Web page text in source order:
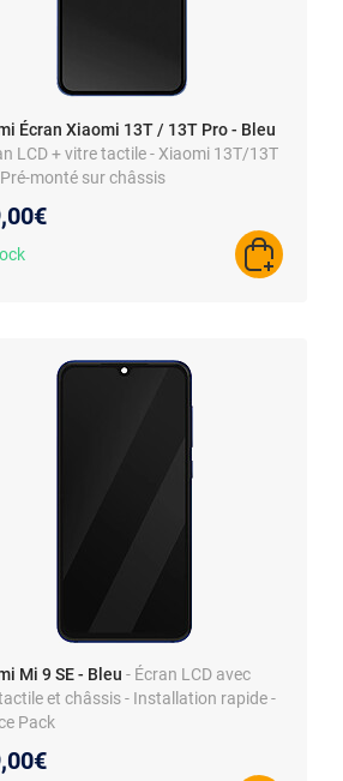
Écran Xiaomi 13T / 13T Pro - Bleu
LCD + vitre tactile - Xiaomi 13T/13T
monté sur châssis
AJOUTER
Mi 9 SE - Bleu - Écran LCD avec
et châssis - Installation rapide -
Pack